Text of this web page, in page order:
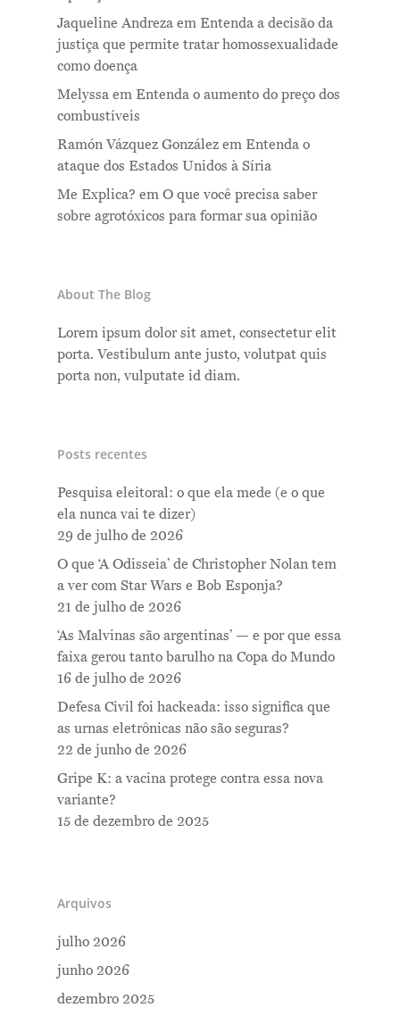
Jaqueline Andreza em Entenda a decisão da
justiça que permite tratar homossexualidade
como doença
Melyssa em Entenda o aumento do preço dos
combustíveis
Ramón Vázquez González em Entenda o
ataque dos Estados Unidos à Síria
Me Explica? em O que você precisa saber
sobre agrotóxicos para formar sua opinião
About The Blog
Lorem ipsum dolor sit amet, consectetur elit
porta. Vestibulum ante justo, volutpat quis
porta non, vulputate id diam.
Posts recentes
Pesquisa eleitoral: o que ela mede (e o que
ela nunca vai te dizer)
29 de julho de 2026
O que ‘A Odisseia’ de Christopher Nolan tem
a ver com Star Wars e Bob Esponja?
21 de julho de 2026
‘As Malvinas são argentinas’ — e por que essa
faixa gerou tanto barulho na Copa do Mundo
16 de julho de 2026
Defesa Civil foi hackeada: isso significa que
as urnas eletrônicas não são seguras?
22 de junho de 2026
Gripe K: a vacina protege contra essa nova
variante?
15 de dezembro de 2025
Arquivos
julho 2026
junho 2026
dezembro 2025